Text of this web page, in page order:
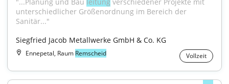
unterschiedlicher Größenordnung im Bereich der
Sanitär..."
Siegfried Jacob Metallwerke GmbH & Co. KG
Ennepetal, Raum Remscheid Vollzeit